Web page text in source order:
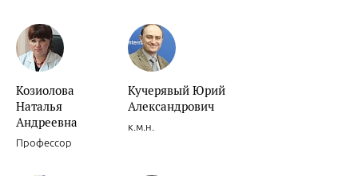
Козиолова
Наталья
Андреевна
Профессор
Кучерявый Юрий
Александрович
к.м.н.